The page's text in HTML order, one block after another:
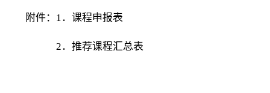
附件：1．课程申报表
2．推荐课程汇总表